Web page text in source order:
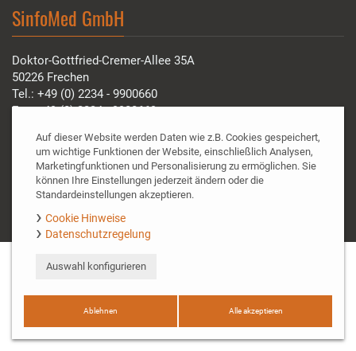
Auf dieser Website werden Daten wie z.B. Cookies gespeichert,
um wichtige Funktionen der Website, einschließlich Analysen,
Marketingfunktionen und Personalisierung zu ermöglichen. Sie
können Ihre Einstellungen jederzeit ändern oder die
Standardeinstellungen akzeptieren.
Cookie Hinweise
Datenschutzregelung
Auswahl konfigurieren
Ablehnen Alle akzeptieren
SinfoMed GmbH
Doktor-Gottfried-Cremer-Allee 35A
50226 Frechen
Tel.: +49 (0) 2234 - 9900660
Fax: +49 (0) 2234 - 9900669
© SinfoMed GmbH 2020. All rights reserved.
Cookie policy | Data protection | Imprint | Contact and
directions